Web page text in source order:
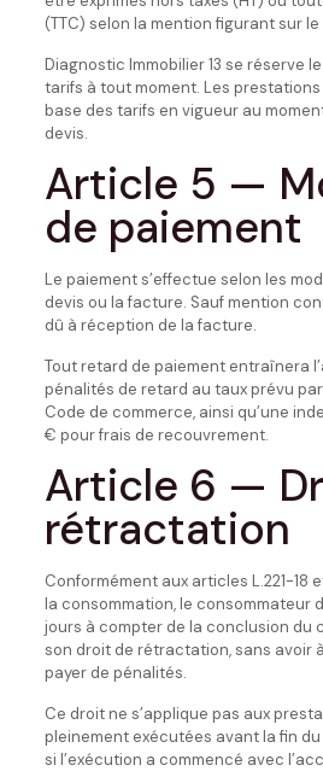
(TTC) selon la mention figurant sur le
Diagnostic Immobilier 13 se réserve
tarifs à tout moment. Les
base des tarifs en vigueur au
devis.
Article 5 —
de paiement
Le paiement s’effectue selon les
devis ou la facture. Sauf mention
dû à réception de la facture.
Tout retard de paiement entraînera
pénalités de retard au taux prévu par
Code de commerce, ainsi qu’une
€ pour frais de recouvrement.
Article 6 —
rétractation
Conformément aux articles L.221-18
la consommation, le consommateur
jours à compter de la conclusion du
son droit de rétractation, sans avoir
payer de pénalités.
Ce droit ne s’applique pas aux
pleinement exécutées avant la fin
si l’exécution a commencé avec